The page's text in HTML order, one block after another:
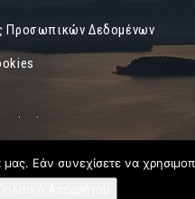
Προσωπικών Δεδομένων
Εάν συνεχίσετε να